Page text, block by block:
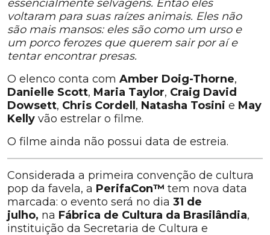
essencialmente selvagens. Então eles
voltaram para suas raízes animais. Eles não
são mais mansos: eles são como um urso e
um porco ferozes que querem sair por aí e
tentar encontrar presas.
O elenco conta com Amber Doig-Thorne,
Danielle Scott, Maria Taylor, Craig David
Dowsett, Chris Cordell, Natasha Tosini e May
Kelly vão estrelar o filme.
O filme ainda não possui data de estreia.
Considerada a primeira convenção de cultura
pop da favela, a PerifaCon™ tem nova data
marcada: o evento será no dia 31 de
julho, na Fábrica de Cultura da Brasilândia,
instituição da Secretaria de Cultura e